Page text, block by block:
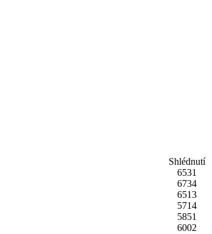
Shlédnutí
6531
6734
6513
5714
5851
6002